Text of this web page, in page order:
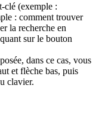
clé (exemple :
: comment trouver
la recherche en
sur le bouton
dans ce cas, vous
et flèche bas, puis
clavier.